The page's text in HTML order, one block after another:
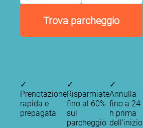
Trova parcheggio
✓
Prenotazione
rapida e
prepagata
✓
Risparmiate
fino al 60%
sul
parcheggio
✓
Annulla
fino a 24
h prima
dell’inizio